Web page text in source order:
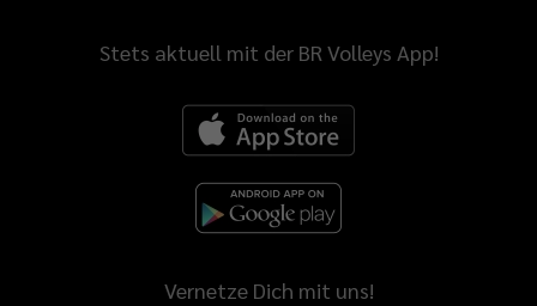
Stets aktuell mit der BR Volleys App!
Vernetze Dich mit uns!